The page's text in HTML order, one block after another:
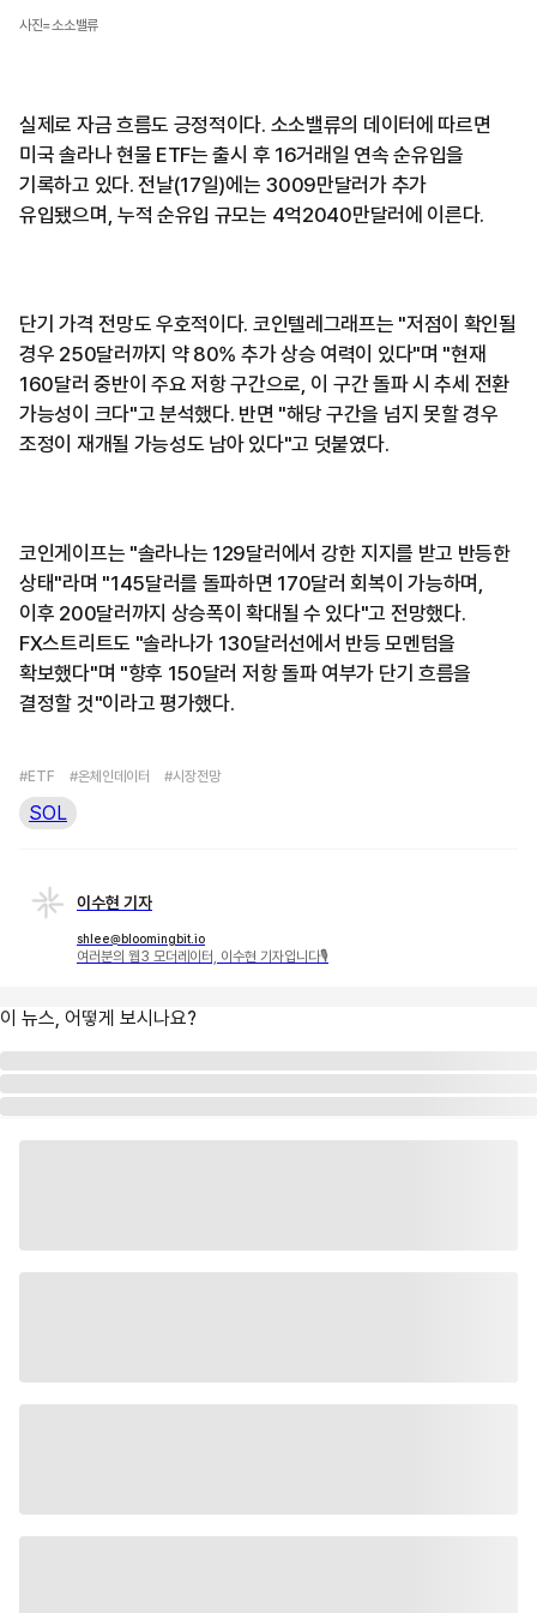
사진=소소밸류
실제로 자금 흐름도 긍정적이다. 소소밸류의 데이터에 따르면
미국 솔라나 현물 ETF는 출시 후 16거래일 연속 순유입을
기록하고 있다. 전날(17일)에는 3009만달러가 추가
유입됐으며, 누적 순유입 규모는 4억2040만달러에 이른다.
단기 가격 전망도 우호적이다. 코인텔레그래프는 "저점이 확인될
경우 250달러까지 약 80% 추가 상승 여력이 있다"며 "현재
160달러 중반이 주요 저항 구간으로, 이 구간 돌파 시 추세 전환
가능성이 크다"고 분석했다. 반면 "해당 구간을 넘지 못할 경우
조정이 재개될 가능성도 남아 있다"고 덧붙였다.
코인게이프는 "솔라나는 129달러에서 강한 지지를 받고 반등한
상태"라며 "145달러를 돌파하면 170달러 회복이 가능하며,
이후 200달러까지 상승폭이 확대될 수 있다"고 전망했다.
FX스트리트도 "솔라나가 130달러선에서 반등 모멘텀을
확보했다"며 "향후 150달러 저항 돌파 여부가 단기 흐름을
결정할 것"이라고 평가했다.
#ETF #온체인데이터 #시장전망
SOL
이수현 기자
shlee@bloomingbit.io
여러분의 웹3 모더레이터, 이수현 기자입니다🎙
이 뉴스, 어떻게 보시나요?